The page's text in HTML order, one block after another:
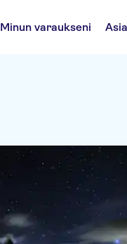
Minun varaukseni